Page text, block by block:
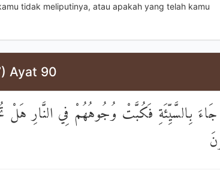
tidak meliputinya, atau apakah yang telah kamu
Ayat 90
بِالسَّيِّئَةِ فَكُبَّتْ وُجُوهُهُمْ فِي النَّارِ هَلْ